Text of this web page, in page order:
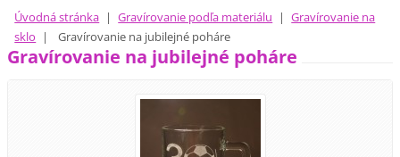
Úvodná stránka | Gravírovanie podľa materiálu | Gravírovanie na
sklo
| Gravírovanie na jubilejné poháre
Gravírovanie na jubilejné poháre